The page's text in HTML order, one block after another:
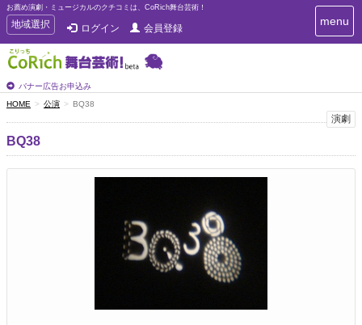
お薦め演劇・ミュージカルのクチコミは、CoRich舞台芸術！
T
o
g
g
e
n
a
v
i
地域選択 ログイン 会員登録
バナー広告お申込み
T
o
i
menu
HOME 公演 BQ38
演劇
BQ38